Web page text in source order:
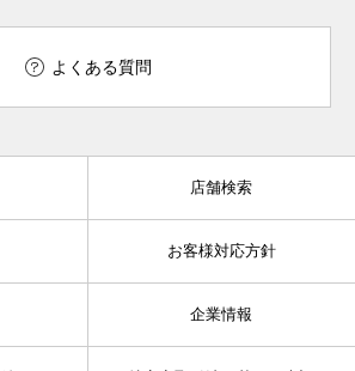
よくある質問
店舗検索
お客様対応方針
企業情報